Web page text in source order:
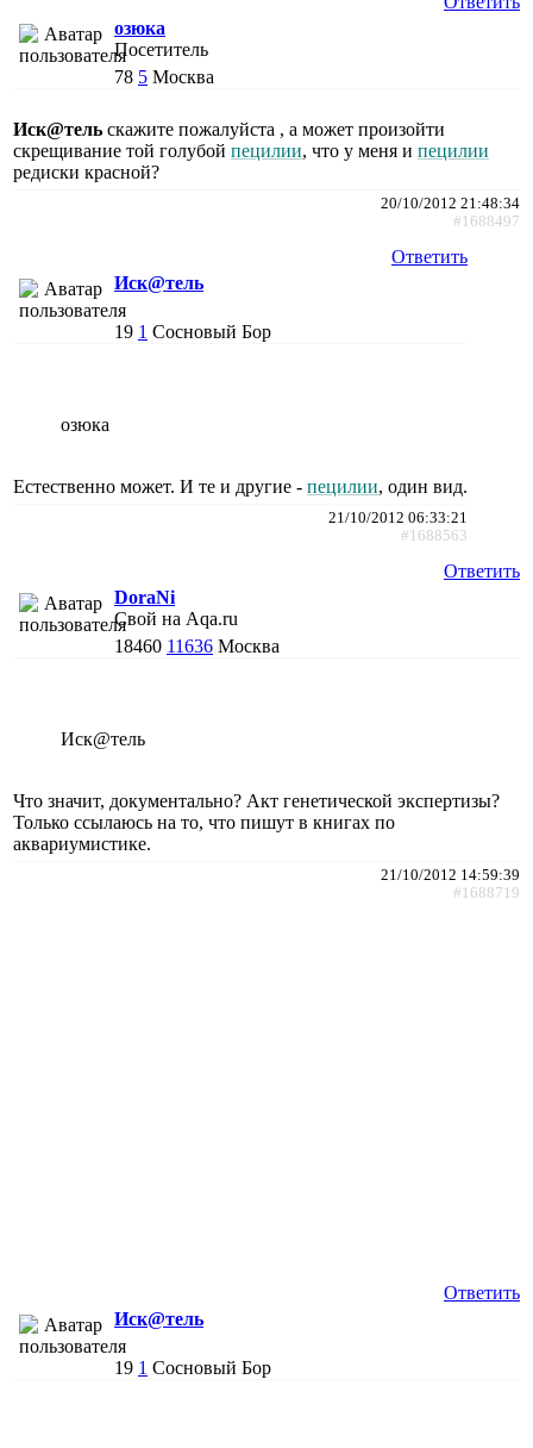
озюка
Посетитель
78 5 Москва
Иск@тель скажите пожалуйста , а может произойти
скрещивание той голубой пецилии, что у меня и пецилии
редиски красной?
20/10/2012 21:48:34
#1688497
Ответить
Иск@тель
19 1 Сосновый Бор
озюка
Естественно может. И те и другие - пецилии, один вид.
21/10/2012 06:33:21
#1688563
Ответить
DoraNi
Свой на Aqa.ru
18460 11636 Москва
Иск@тель
Что значит, документально? Акт генетической экспертизы?
Только ссылаюсь на то, что пишут в книгах по
аквариумистике.
21/10/2012 14:59:39
#1688719
Ответить
Иск@тель
19 1 Сосновый Бор